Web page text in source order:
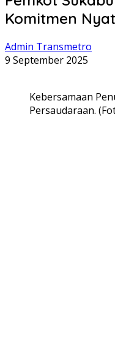
Komitmen
Admin Transmetro
9 September 2025
Kebersamaan
Persaudaraan.